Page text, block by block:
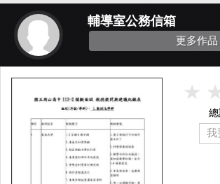
輔導室公務信箱
更多作品
我